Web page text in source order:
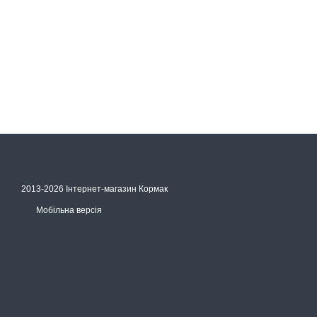
2013-2026 Інтернет-магазин Кормак
Мобільна версія